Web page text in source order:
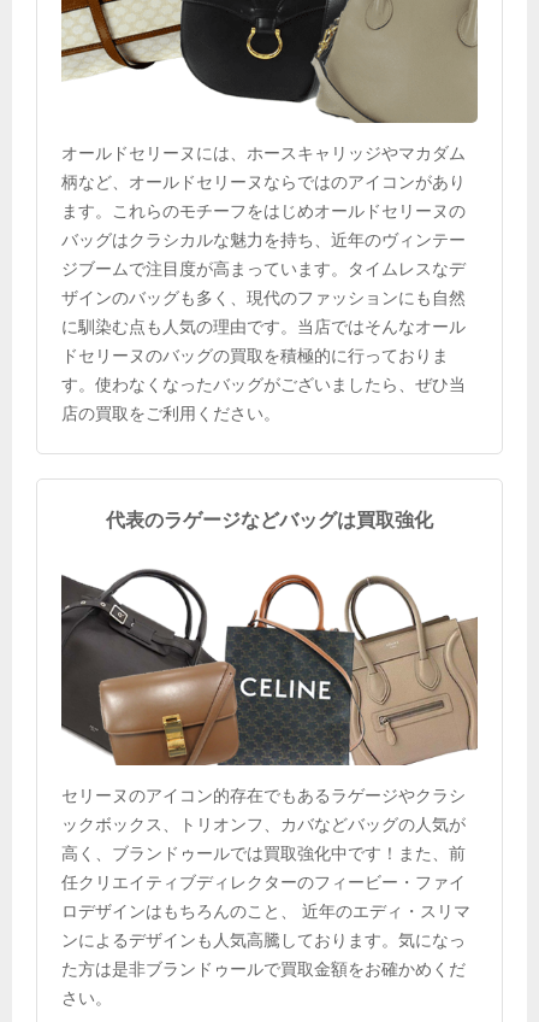
オールドセリーヌには、ホースキャリッジやマカダム
柄など、オールドセリーヌならではのアイコンがあり
ます。これらのモチーフをはじめオールドセリーヌの
バッグはクラシカルな魅力を持ち、近年のヴィンテー
ジブームで注目度が高まっています。タイムレスなデ
ザインのバッグも多く、現代のファッションにも自然
に馴染む点も人気の理由です。当店ではそんなオール
ドセリーヌのバッグの買取を積極的に行っておりま
す。使わなくなったバッグがございましたら、ぜひ当
店の買取をご利用ください。
代表のラゲージなどバッグは買取強化
セリーヌのアイコン的存在でもあるラゲージやクラシ
ックボックス、トリオンフ、カバなどバッグの人気が
高く、ブランドゥールでは買取強化中です！また、前
任クリエイティブディレクターのフィービー・ファイ
ロデザインはもちろんのこと、 近年のエディ・スリマ
ンによるデザインも人気高騰しております。気になっ
た方は是非ブランドゥールで買取金額をお確かめくだ
さい。